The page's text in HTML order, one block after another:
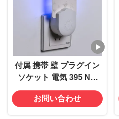
付属 携帯 壁 プラグイン
ソケット 電気 395 NM
UV 蚊殺しランプ 持続可
能で効果的な昆虫対策
お問い合わせ